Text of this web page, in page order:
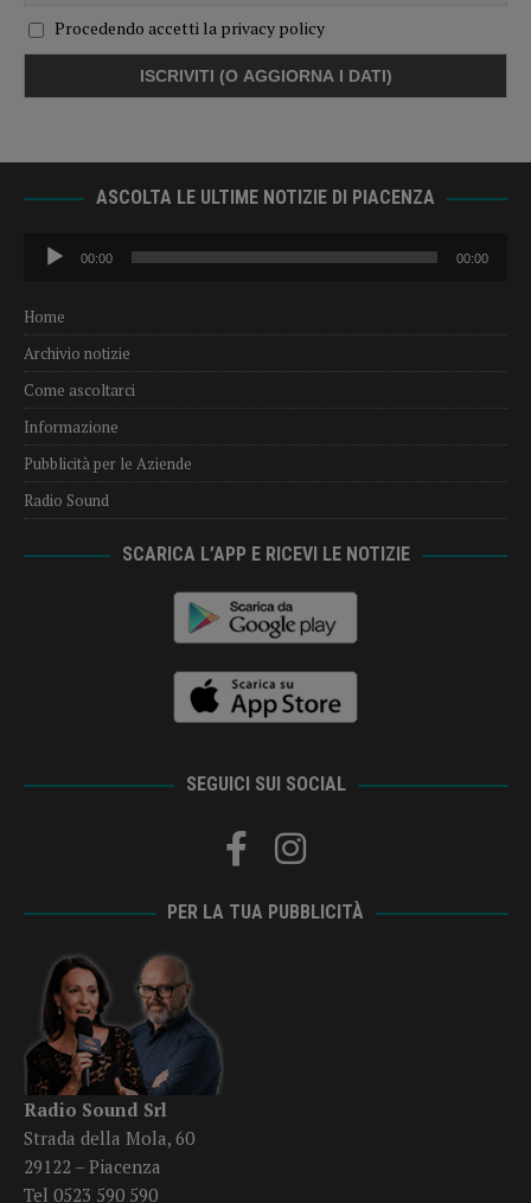
Procedendo accetti la privacy policy
ASCOLTA LE ULTIME NOTIZIE DI PIACENZA
Audio
Player
00:00 00:00
Home
Archivio notizie
Come ascoltarci
Informazione
Pubblicità per le Aziende
Radio Sound
SCARICA L’APP E RICEVI LE NOTIZIE
SEGUICI SUI SOCIAL
PER LA TUA PUBBLICITÀ
Radio Sound Srl
Strada della Mola, 60
29122 – Piacenza
Tel 0523 590 590